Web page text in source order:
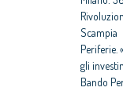
Scampia
Periferie.
gli
Bando